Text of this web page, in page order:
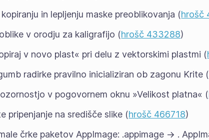
in lepljenju maske preoblikovanja (hrošč
v orodju za kaligrafijo (hrošč 433288)
v novo plast« pri delu z vektorskimi plastmi (
radirke pravilno inicializiran ob zagonu Krite (
v pogovornem oknu »Velikost platna« (
pripenjanje na središče slike (hrošč 466718)
črke paketov AppImage: .appimage -> .